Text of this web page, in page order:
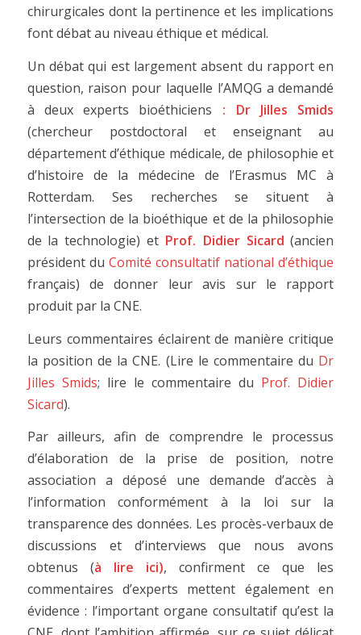
chirurgicales dont la pertinence et les implications
font débat au niveau éthique et médical.
Un débat qui est largement absent du rapport en
question, raison pour laquelle l’AMQG a demandé
à deux experts bioéthiciens : Dr Jilles Smids
(chercheur postdoctoral et enseignant au
département d’éthique médicale, de philosophie et
d’histoire de la médecine de l’Erasmus MC à
Rotterdam. Ses recherches se situent à
l’intersection de la bioéthique et de la philosophie
de la technologie) et Prof. Didier Sicard (ancien
président du Comité consultatif national d’éthique
français) de donner leur avis sur le rapport
produit par la CNE.
Leurs commentaires éclairent de manière critique
la position de la CNE. (Lire le commentaire du Dr
Jilles Smids; lire le commentaire du Prof. Didier
Sicard).
Par ailleurs, afin de comprendre le processus
d’élaboration de la prise de position, notre
association a déposé une demande d’accès à
l’information conformément à la loi sur la
transparence des données. Les procès-verbaux de
discussions et d’interviews que nous avons
obtenus (à lire ici), confirment ce que les
commentaires d’experts mettent également en
évidence : l’important organe consultatif qu’est la